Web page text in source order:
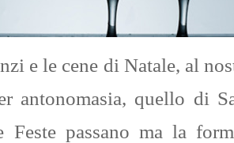
e le cene di Natale, al
antonomasia, quello di
Feste passano ma la